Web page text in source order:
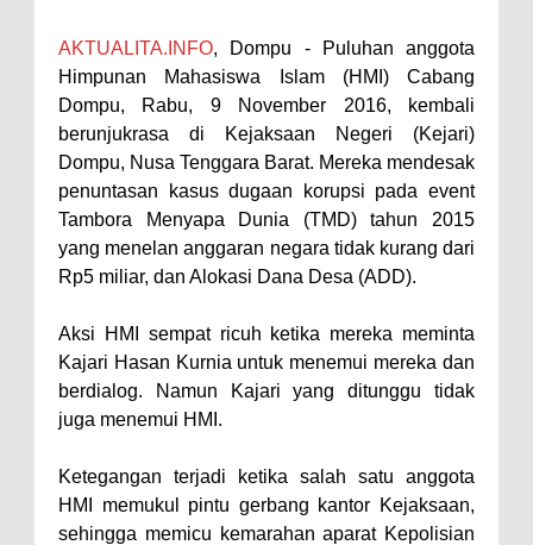
Perkuat Soliditas-Sinergi,
Kapolres Bima Silaturahmi ke
Kejari dan Kodim 1608
Nobar Piala Dunia Argentina vs
Inggris, Polres Bima Pererat
Silaturahmi dengan Masyarakat
Antusiasnya Warga dan Polisi
Spanyol di Mapolres Bima
Wali Kota Bima Tinjau Finalisasi
Pembangunan RSUD Kota Bima,
Berjalan Bertahap
"Polisi Peduli" Satsamapta
AKTUALITA.INFO, Dompu - Puluhan anggota
Himpunan Mahasiswa Islam (HMI) Cabang
Dompu, Rabu, 9 November 2016, kembali
berunjukrasa di Kejaksaan Negeri (Kejari)
Dompu, Nusa Tenggara Barat. Mereka mendesak
penuntasan kasus dugaan korupsi pada event
Tambora Menyapa Dunia (TMD) tahun 2015
yang menelan anggaran negara tidak kurang dari
Rp5 miliar, dan Alokasi Dana Desa (ADD).
Aksi HMI sempat ricuh ketika mereka meminta
Kajari Hasan Kurnia untuk menemui mereka dan
berdialog. Namun Kajari yang ditunggu tidak
juga menemui HMI.
Ketegangan terjadi ketika salah satu anggota
HMI memukul pintu gerbang kantor Kejaksaan,
sehingga memicu kemarahan aparat Kepolisian